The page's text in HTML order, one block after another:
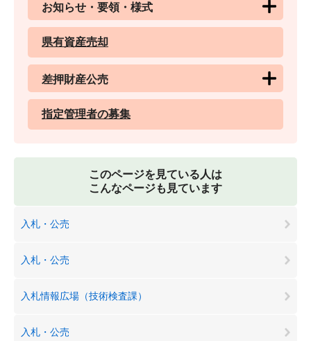
お知らせ・要領・様式
県有資産売却
差押財産公売
指定管理者の募集
このページを見ている人は
こんなページも見ています
入札・公売
入札・公売
入札情報広場（技術検査課）
入札・公売